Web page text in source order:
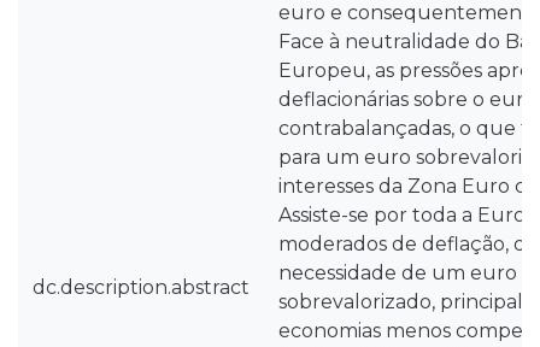
dc.description.abstract
euro e
Face à neutralidade do
Europeu, as pressões
deflacionárias sobre o euro
contrabalançadas, o que
para um euro
interesses da Zona Euro
Assiste-se por toda a
moderados de deflação,
necessidade de um euro
sobrevalorizado,
economias menos